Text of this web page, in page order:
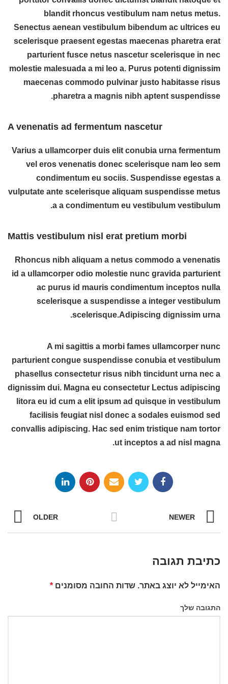
blandit rhoncus vestibulum nam netus metus.
Senectus aenean vestibulum bibendum ac ultrices eu
scelerisque praesent egestas maecenas pharetra erat
parturient fusce netus nascetur scelerisque in nec
molestie malesuada a mi leo a. Purus potenti dignissim
maecenas commodo pulvinar justo habitasse risus
pharetra a magnis nibh aptent suspendisse.
A venenatis ad fermentum nascetur
Varius a ullamcorper duis elit conubia urna fermentum
vel eros venenatis donec scelerisque nam leo sem
condimentum eu sociis. Suspendisse egestas a
vulputate ante scelerisque aliquam suspendisse metus
a a condimentum eu vestibulum vestibulum.
Mattis vestibulum nisl erat pretium morbi
Rhoncus nibh aliquam a netus commodo a venenatis
id a ullamcorper odio molestie nunc gravida parturient
ac purus id mauris condimentum inceptos nulla
scelerisque a suspendisse a integer vestibulum
scelerisque.Adipiscing dignissim urna.
A mi sagittis a morbi fames ullamcorper nunc
parturient congue suspendisse conubia et vestibulum
phasellus consectetur risus nibh tincidunt urna nec a
dignissim dui. Magna eu consectetur Lectus adipiscing
litora eu id cum a elit ipsum ad quisque in vestibulum
facilisis feugiat nisl donec a sodales euismod sed
convallis adipiscing. Hac sed enim tristique nam tortor
ut inceptos a ad nisl magna.
NEWER
OLDER
כתיבת תגובה
האימייל לא יוצג באתר. שדות החובה מסומנים *
התגובה שלך